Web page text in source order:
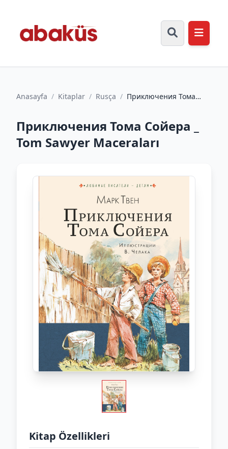
Anasayfa / Kitaplar / Rusça / Приключения Тома
Приключения Тома Сойера _
Tom Sawyer Maceraları
Kitap Özellikleri